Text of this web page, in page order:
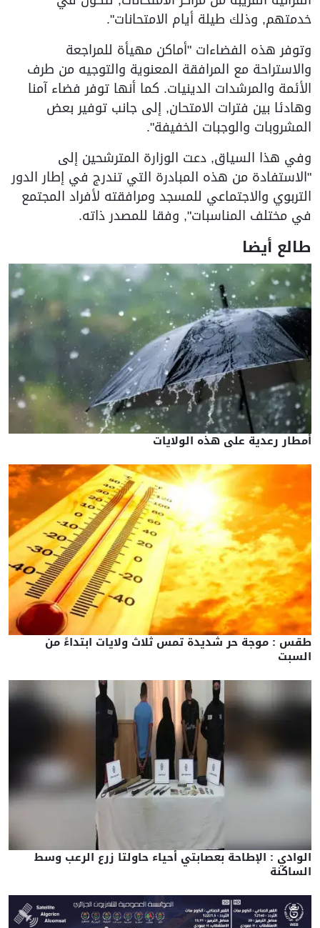
خدمتهم, وذلك طيلة أيام الامتحانات".
وتوفر هذه الفضاءات "أماكن مهيأة للمراجعة
والاستراحة مع المرافقة المعنوية والتوجيه من طرف
الأئمة والمرشدات الدينيات. كما أنها توفر فضاء آمنا
وهادئا بين فترات الامتحان, إلى جانب توفير بعض
المشروبات والوجبات الخفيفة".
وفي هذا السياق, دعت الوزارة المترشحين إلى
"الاستفادة من هذه المبادرة التي تندرج في إطار الدور
التربوي والاجتماعي للمسجد ومرافقته لأفراد المجتمع
في مختلف المناسبات", وفقا للمصدر ذاته.
طالع أيضا
أمطار رعدية على هذه الولايات
طقس : موجة حر شديدة تمس ثلاث ولايات ابتداءً من
السبت
الوادي : الإطاحة بعصابتي أحياء حاولتا زرع الرعب وسط
الساكنة